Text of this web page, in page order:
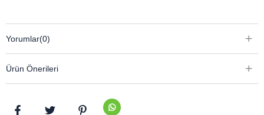
Yorumlar(0)
Ürün Önerileri